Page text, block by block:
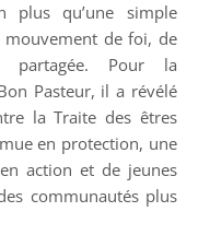
plus qu’une simple
mouvement de foi, de
partagée. Pour la
Pasteur, il a révélé
la Traite des êtres
en protection, une
action et de jeunes
communautés plus